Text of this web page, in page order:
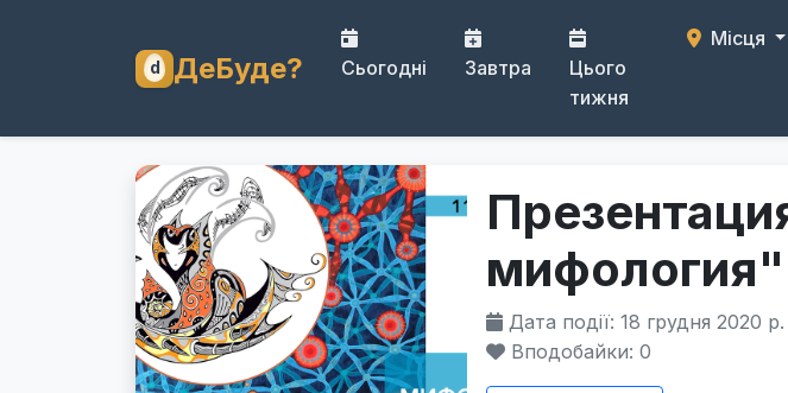
ДеБуде? Сьогодні Завтра
Цього
тижня
Місця
мифология"
Дата події: 18 грудня 2020
Вподобайки: 0